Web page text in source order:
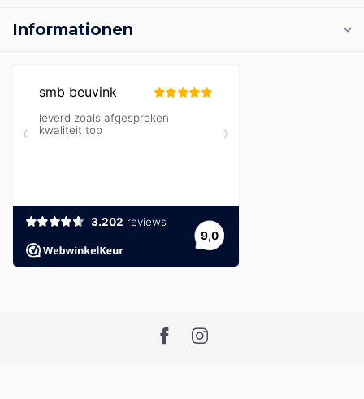
Informationen